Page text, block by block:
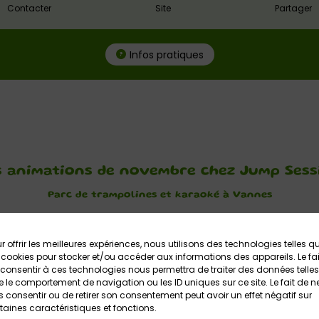
offrir les meilleures expériences, nous utilisons des technologies telles
pour stocker et/ou accéder aux informations des appareils. Le
à ces technologies nous permettra de traiter des données telles
le comportement de navigation ou les ID uniques sur ce site. Le fait de
consentir ou de retirer son consentement peut avoir un effet négatif sur
caractéristiques et fonctions.
Contacter Site Partager
Infos pratiques
animations de novembre chez Jump
Parc de trampolines et karaoké à Vannes
compte un espace de 900m2 de trampolines,
Sur réservation, vous pouvez également profiter d’une
profitez d‘animations ponctuellesau fil de l’année.
: